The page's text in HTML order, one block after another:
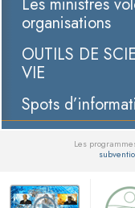
organisations
OUTILS DE
VIE
Spots
Les